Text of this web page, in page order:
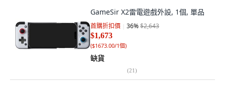
GameSir X2雷電遊戲外設, 1個, 單品
首購折扣價 36%$2,643
$1,673
($1673.00/1個)
缺貨
(21)